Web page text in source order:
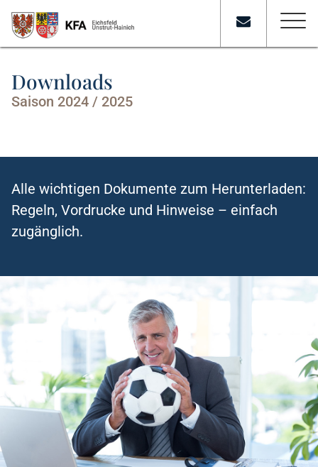
Downloads
Saison 2024 / 2025
Alle wichtigen Dokumente zum Herunterladen:
Regeln, Vordrucke und Hinweise – einfach
zugänglich.